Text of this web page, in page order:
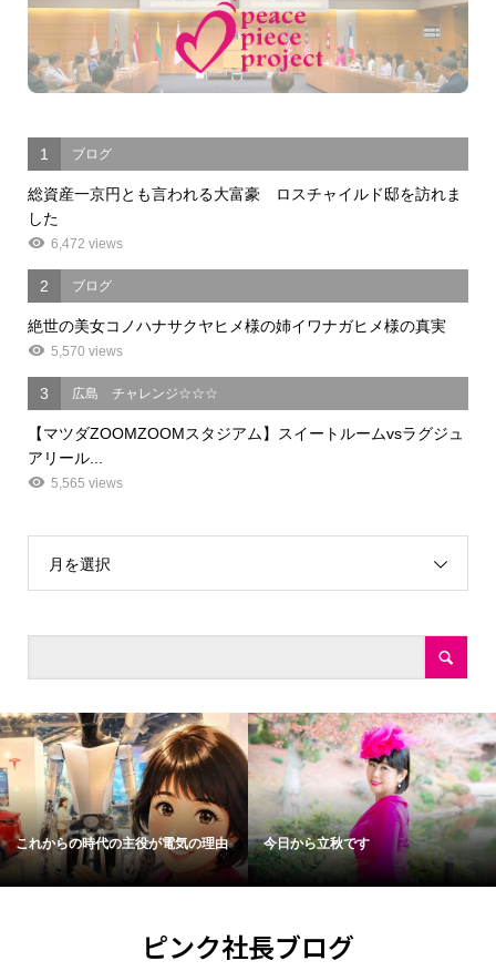
1 ブログ
総資産一京円とも言われる大富豪 ロスチャイルド邸を訪れま
した
6,472 views
2 ブログ
絶世の美女コノハナサクヤヒメ様の姉イワナガヒメ様の真実
5,570 views
3 広島 チャレンジ☆☆☆
【マツダZOOMZOOMスタジアム】スイートルームvsラグジュ
アリール...
5,565 views
月を選択
これからの時代の主役が電気の理由 今日から立秋です
ピンク社長ブログ